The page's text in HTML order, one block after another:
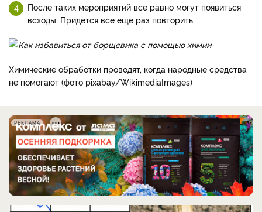
После таких мероприятий все равно могут появиться
всходы. Придется все еще раз повторить.
Химические обработки проводят, когда народные средства
не помогают (фото pixabay/WikimediaImages)
РЕКЛАМА